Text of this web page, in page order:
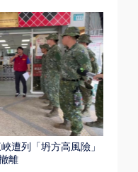
遭列「坍方高風險」
離